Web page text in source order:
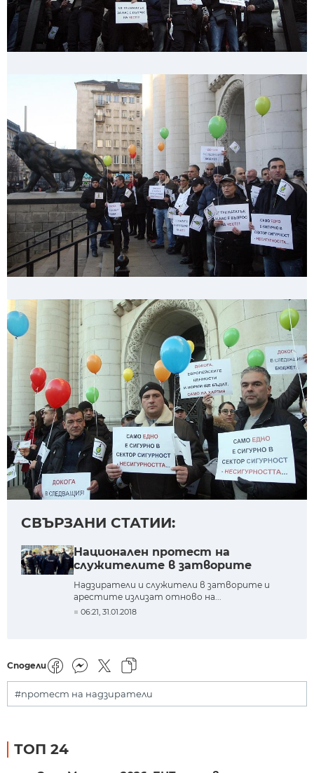
СВЪРЗАНИ СТАТИИ:
Национален протест на
служителите в затворите
Надзиратели и служители в затворите и
арестите излизат отново на...
06:21, 31.01.2018
Сподели
#протест на надзиратели
ТОП 24